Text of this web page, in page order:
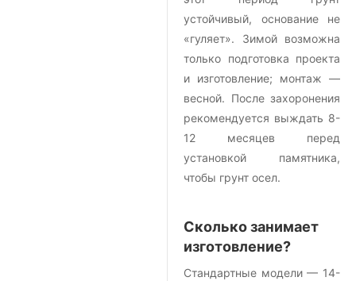
устойчивый, основание не
«гуляет». Зимой возможна
только подготовка проекта
и изготовление; монтаж —
весной. После захоронения
рекомендуется выждать 8-
12 месяцев перед
установкой памятника,
чтобы грунт осел.
Сколько занимает
изготовление?
Стандартные модели — 14-